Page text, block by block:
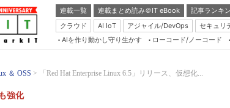
連載一覧 連載まとめ読み＠IT eBook 記事ランキ
クラウド
AI IoT アジャイル/DevOps セキュリ
AIを作り動かし守り生かす ローコード/ノーコード
＆ OSS 「Red Hat Enterprise Linux 6.5」リリース、仮想化...
強化